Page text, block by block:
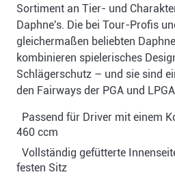
Sortiment an Tier- und
Daphne's. Die bei Tour-Profis
gleichermaßen beliebten
kombinieren spielerisches
Schlägerschutz – und sie sind
den Fairways der PGA und
Passend für Driver mit einem
460 ccm
Vollständig gefütterte
festen Sitz